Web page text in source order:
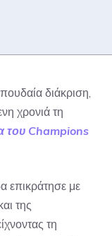
διάκριση,
χρονιά τη
του Champions
επικράτησε με
της
τη